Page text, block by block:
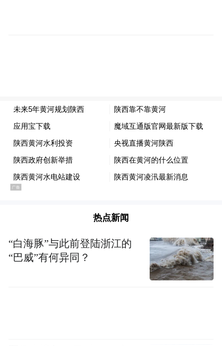
围绕黄河流域生态保护、产业升级和技术创
新，陕西布局“光伏产业”“零碳智慧能源系
统”“氢/电新能源商用车”共性技术研发平台、
认定“榆林中科洁净能源创新研究院”组建“黄
“河湖生态系统保护与修复”“煤炭绿色开采与
高水平、多领域、综合性科技创新平台，构
建了以创新联合体、产业创新聚集区为引
领，科技型领军企业为主导的产学研用深度
热点新闻
“白海豚”与此前登陆浙江的
“巴威”有何异同？